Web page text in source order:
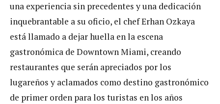
una experiencia sin precedentes y una dedicación
inquebrantable a su oficio, el chef Erhan Ozkaya
está llamado a dejar huella en la escena
gastronómica de Downtown Miami, creando
restaurantes que serán apreciados por los
lugareños y aclamados como destino gastronómico
de primer orden para los turistas en los años